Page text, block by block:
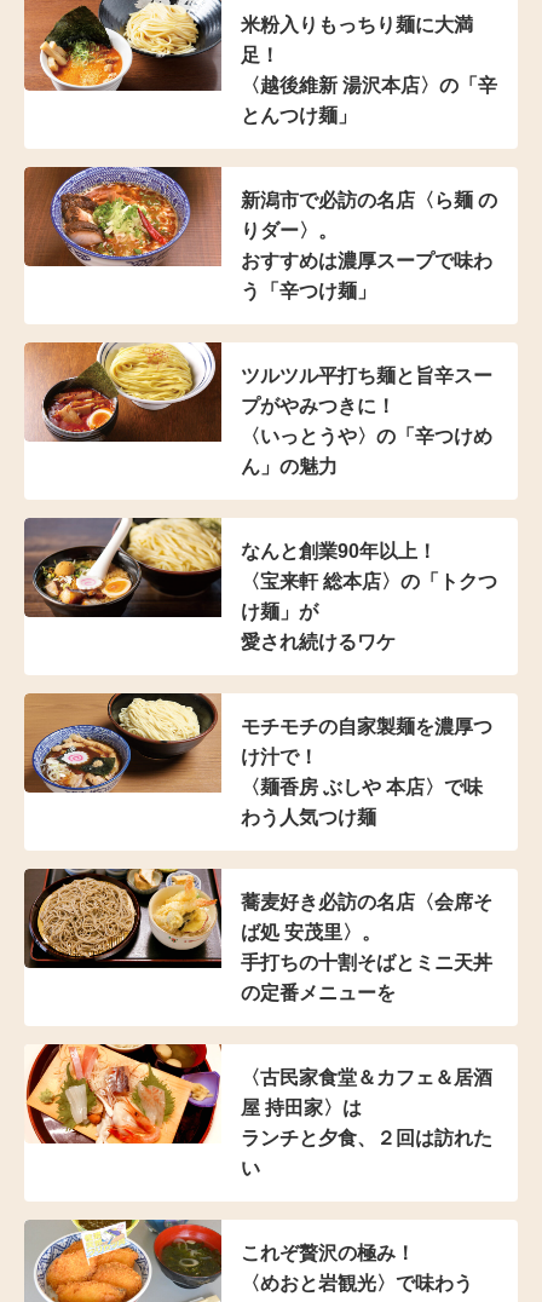
米粉入り もっちり麺に大満
足！
〈越後維新 湯沢本店〉の 「辛
とんつけ麺」
新潟市で必訪の名店 〈ら麺 の
りダー〉。
おすすめは濃厚スープで味わ
う「辛つけ麺」
ツルツル平打ち麺と 旨辛スー
プがやみつきに！
〈いっとうや〉の 「辛つけめ
ん」の魅力
なんと創業90年以上！
〈宝来軒 総本店〉の 「トクつ
け麺」が
愛され続けるワケ
モチモチの自家製麺を濃厚つ
け汁で！
〈麺香房 ぶしや 本店〉 で味
わう人気つけ麺
蕎麦好き必訪の名店 〈会席そ
ば処 安茂里〉。
手打ちの十割そばと ミニ天丼
の定番メニューを
〈古民家食堂＆カフェ ＆居酒
屋 持田家〉は
ランチと夕食、２回は訪れた
い
これぞ贅沢の極み！
〈めおと岩観光〉で味わう